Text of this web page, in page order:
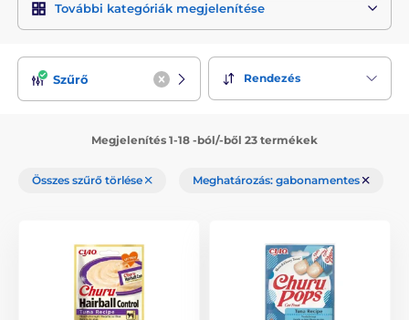
További kategóriák megjelenítése
Szűrő Rendezés
Megjelenítés 1-18 -ból/-ből 23 termékek
Összes szűrő törlése Meghatározás: gabonamentes